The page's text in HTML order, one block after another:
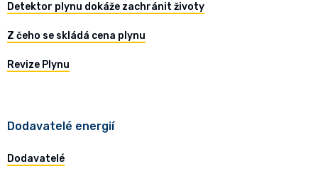
Detektor plynu dokáže zachránit životy
Z čeho se skládá cena plynu
Revize Plynu
Dodavatelé energií
Dodavatelé